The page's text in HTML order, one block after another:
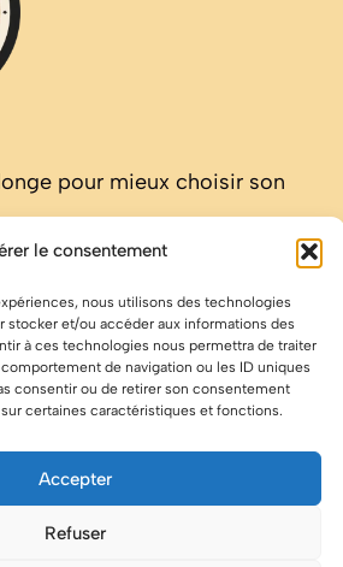
le consentement
nous utilisons des technologies
stocker et/ou accéder aux informations des
à ces technologies nous permettra de traiter
de navigation ou les ID uniques
consentir ou de retirer son consentement
certaines caractéristiques et fonctions.
Accepter
Refuser
pour mieux choisir son
différentes flèches modernes
flèches en tir sportif
meilleur arc de chasse?
de chasse qu’on attendait
la maladie de la carte
une armurerie en ligne
en famille